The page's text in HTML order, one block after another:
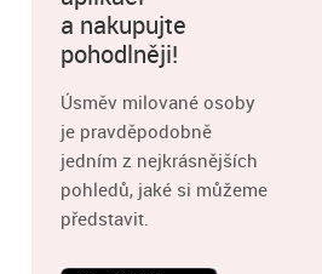
a nakupujte
pohodlněji!
Úsměv milované osoby
je pravděpodobně
jedním z nejkrásnějších
pohledů, jaké si můžeme
představit.